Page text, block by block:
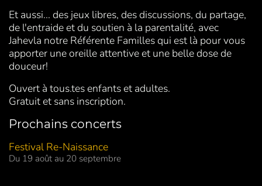
Et aussi... des jeux libres, des discussions, du partage,
de l'entraide et du soutien à la parentalité, avec
Jahevla notre Référente Familles qui est là pour vous
apporter une oreille attentive et une belle dose de
douceur!
Ouvert à tous.tes enfants et adultes.
Gratuit et sans inscription.
Prochains concerts
Festival Re-Naissance
Du 19 août au 20 septembre